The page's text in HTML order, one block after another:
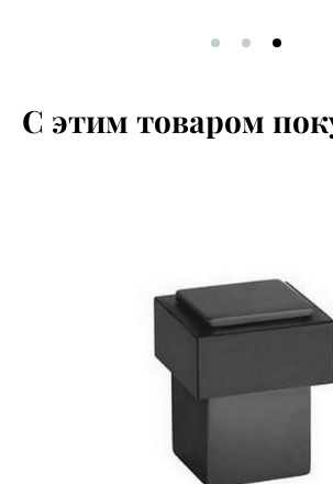
С этим товаром